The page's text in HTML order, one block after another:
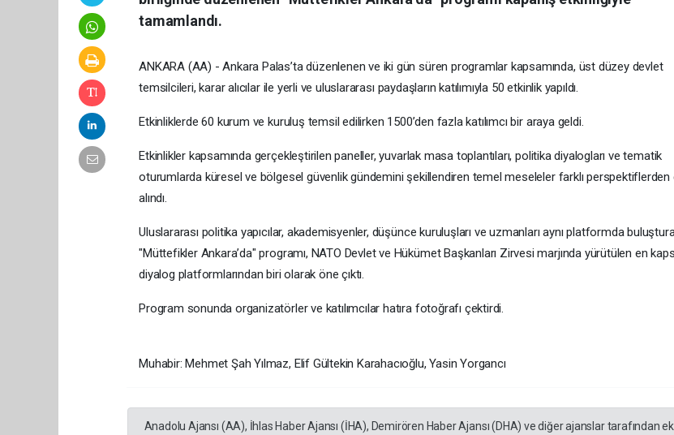
tamamlandı.
ANKARA (AA) - Ankara Palas’ta düzenlenen ve iki gün süren programlar kapsamında, üst düzey devlet
temsilcileri, karar alıcılar ile yerli ve uluslararası paydaşların katılımıyla 50 etkinlik yapıldı.
Etkinliklerde 60 kurum ve kuruluş temsil edilirken 1500’den fazla katılımcı bir araya geldi.
Etkinlikler kapsamında gerçekleştirilen paneller, yuvarlak masa toplantıları, politika diyalogları ve tematik
oturumlarda küresel ve bölgesel güvenlik gündemini şekillendiren temel meseleler farklı perspektiflerden
alındı.
Uluslararası politika yapıcılar, akademisyenler, düşünce kuruluşları ve uzmanları aynı platformda
"Müttefikler Ankara’da" programı, NATO Devlet ve Hükümet Başkanları Zirvesi marjında yürütülen en
diyalog platformlarından biri olarak öne çıktı.
Program sonunda organizatörler ve katılımcılar hatıra fotoğrafı çektirdi.
Muhabir: Mehmet Şah Yılmaz, Elif Gültekin Karahacıoğlu, Yasin Yorgancı
Anadolu Ajansı (AA), İhlas Haber Ajansı (İHA), Demirören Haber Ajansı (DHA) ve diğer ajanslar tarafından